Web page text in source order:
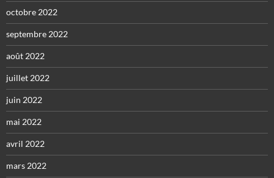
octobre 2022
septembre 2022
août 2022
juillet 2022
juin 2022
mai 2022
avril 2022
mars 2022